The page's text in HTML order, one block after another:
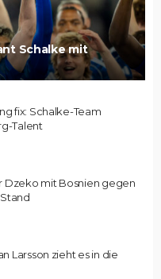
Schalke mit
fix: Schalke-Team
Talent
Dzeko mit Bosnien gegen
Larsson zieht es in die